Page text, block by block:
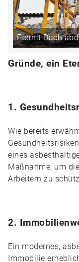
Eternit Dach
Gründe, ein
1.
Wie bereits
eines
Maßnahme, um
Arbeitern zu
2.
Ein modernes,
Immobilie